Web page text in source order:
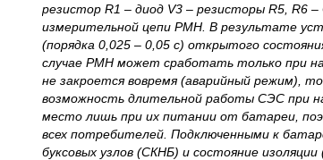
резистор R1 – диод V3 – резисторы R5, R6 –
измерительной цепи РМН. В результате
(порядка 0,025 – 0,05 с) открытого
случае РМН может сработать только при
не закроется вовремя (аварийный режим),
возможность длительной работы СЭС при
место лишь при их питании от батареи,
всех потребителей. Подключенными к
буксовых узлов (СКНБ) и состояние изоляции